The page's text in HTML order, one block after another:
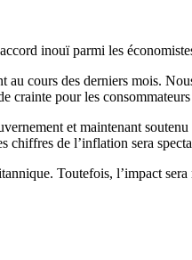
inouï parmi les
cours des derniers mois.
crainte pour les
et maintenant
chiffres de l’inflation sera
Toutefois, l’impact